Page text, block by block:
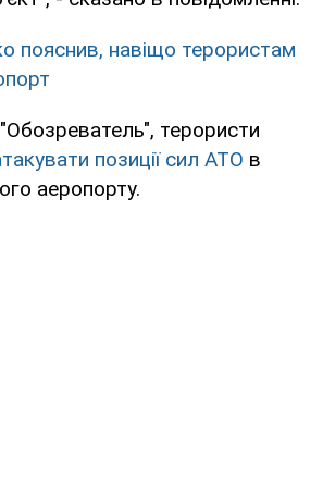
пояснив, навіщо терористам
терористи
позиції сил АТО в
аеропорту.